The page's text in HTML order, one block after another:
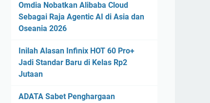
Omdia Nobatkan Alibaba Cloud
Sebagai Raja Agentic AI di Asia dan
Oseania 2026
Inilah Alasan Infinix HOT 60 Pro+
Jadi Standar Baru di Kelas Rp2
Jutaan
ADATA Sabet Penghargaan